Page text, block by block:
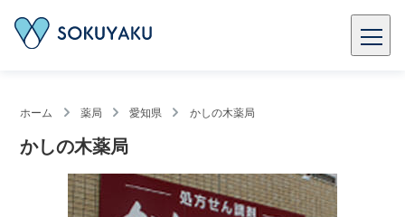
ホーム 薬局 愛知県 かしの木薬局
かしの木薬局